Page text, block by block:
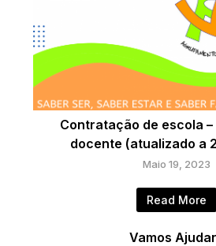
Contratação de escola
docente (atualizado a
Maio 19, 2023
Read More
Vamos